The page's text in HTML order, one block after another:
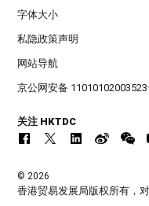
字体大小
私隐政策声明
网站导航
京公网安备
关注 HKTDC
© 2026
香港贸易发展局版权所有，